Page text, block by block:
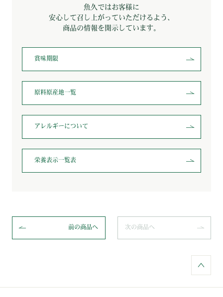
魚久ではお客様に
安心して召し上がっていただけるよう、
商品の情報を開示しています。
賞味期限
原料原産地一覧
アレルギーについて
栄養表示一覧表
前の商品へ 次の商品へ